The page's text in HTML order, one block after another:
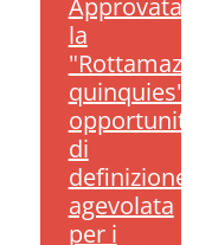
Approvata
la
quinquies":
opportunità
di
definizione
agevolata
per i